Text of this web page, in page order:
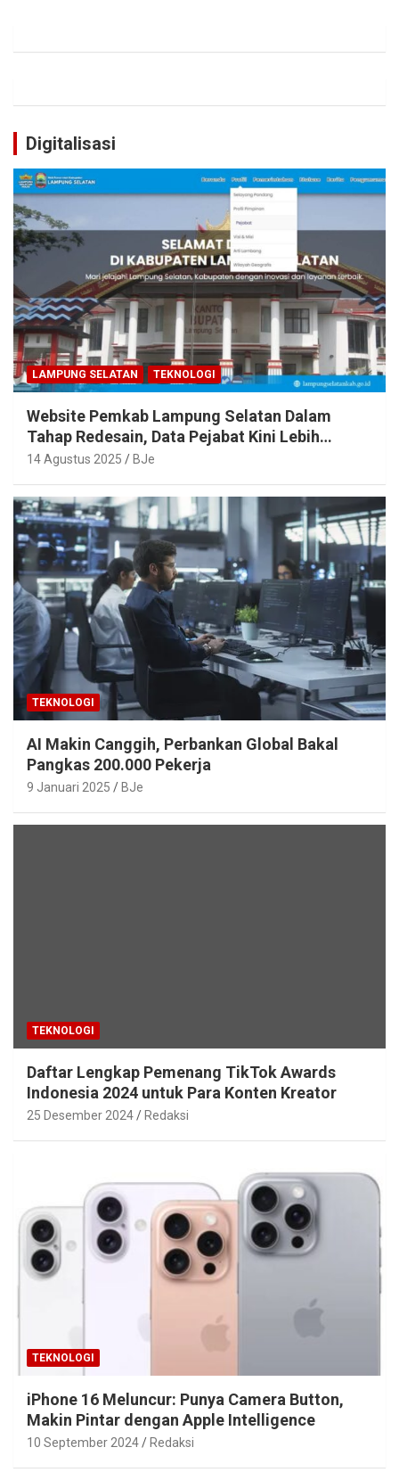
Digitalisasi
LAMPUNG SELATAN TEKNOLOGI
Website Pemkab Lampung Selatan Dalam
Tahap Redesain, Data Pejabat Kini Lebih
Mudah Diakses
14 Agustus 2025 BJe
TEKNOLOGI
AI Makin Canggih, Perbankan Global Bakal
Pangkas 200.000 Pekerja
9 Januari 2025 BJe
TEKNOLOGI
Daftar Lengkap Pemenang TikTok Awards
Indonesia 2024 untuk Para Konten Kreator
25 Desember 2024 Redaksi
TEKNOLOGI
iPhone 16 Meluncur: Punya Camera Button,
Makin Pintar dengan Apple Intelligence
10 September 2024 Redaksi